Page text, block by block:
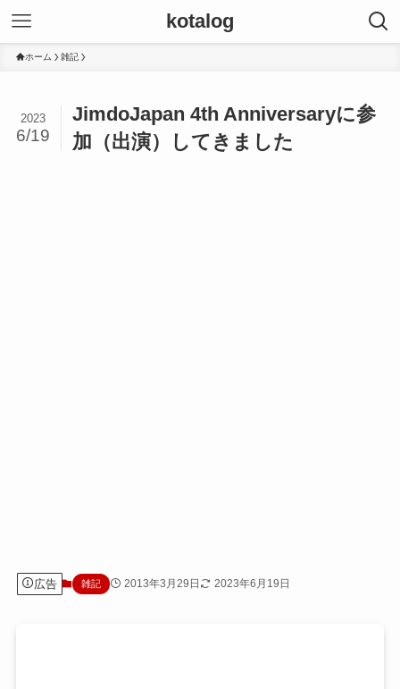
kotalog
ホーム 雑記
JimdoJapan 4th Anniversaryに参
加（出演）してきました
2023
6/19
広告 雑記 2013年3月29日 2023年6月19日